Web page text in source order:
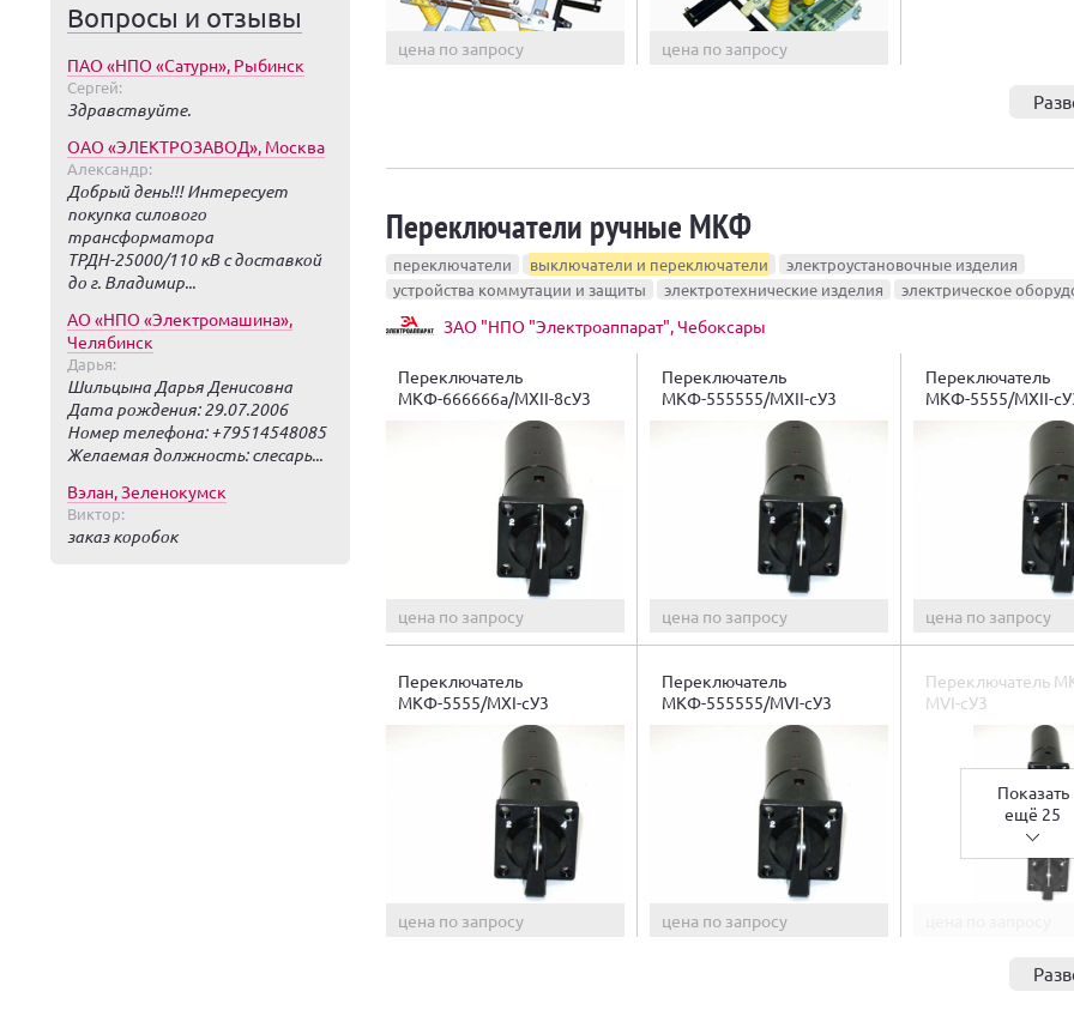
Вопросы и отзывы
ПАО «НПО «Сатурн», Рыбинск
Сергей:
Здравствуйте.
ОАО «ЭЛЕКТРОЗАВОД», Москва
Александр:
Добрый день!!! Интересует
покупка силового
трансформатора
ТРДН-25000/110 кВ с доставкой
до г. Владимир...
АО «НПО «Электромашина»,
Челябинск
Дарья:
Шильцына Дарья Денисовна
Дата рождения: 29.07.2006
Номер телефона: +79514548085
Желаемая должность: слесарь...
Вэлан, Зеленокумск
Виктор:
заказ коробок
цена по запросу цена по запросу
Переключатели ручные МКФ
переключатели выключатели и переключатели
электроустановочные изделия
устройства коммутации и защиты
электротехнические изделия электрическое
ЗАО "НПО "Электроаппарат", Чебоксары
Переключатель
МКФ-666666а/МXII-8cУ3
цена по запросу
Переключатель
МКФ-555555/МXII-cУ3
цена по запросу
Переключатель
МКФ-5555/МXII-
цена по запросу
Переключатель
МКФ-5555/МXI-cУ3
цена по запросу
Переключатель
МКФ-555555/МVI-cУ3
цена по запросу
Переключатель
МVI-cУ3
Показать
ещё 25